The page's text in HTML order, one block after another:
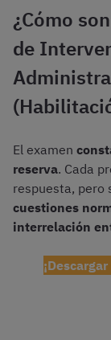
¿Cómo
de
El examen
reserva. Cada
respuesta, pero
cuestiones
interrelación